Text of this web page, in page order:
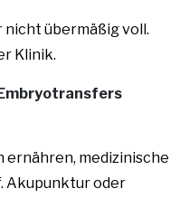
übermäßig voll.
Klinik.
ernähren, medizinische
Akupunktur oder